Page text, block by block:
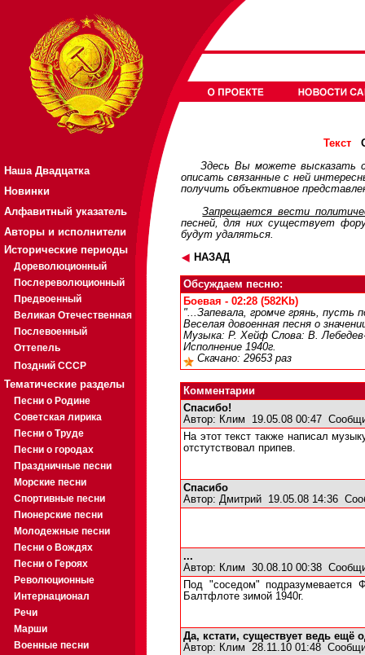
Наша Двадцатка
Новинки
Алфавитный указатель
Авторы и исполнители
Исторические периоды
Дореволюционный
Послереволюционный
Предвоенный
Великая Отечественная
Послевоенный
Оттепель
Поздний СССР
Тематические разделы
Песни о Родине
Советская лирика
Песни о Труде
Песни о городах
Праздничные песни
Морские песни
Спортивные песни
Пионерские песни
Молодежные песни
Песни о Вождях
Песни о Героях
Революционные
Интернационал
Речи
Марши
Военные песни
Текст
Здесь Вы можете высказать
описать связанные с ней
получить объективное
Запрещается вести
песней, для них существует
будут удаляться.
НАЗАД
Обсуждаем песню:
Боевая - 02:28 (582Kb)
"...Запевала, громче грянь, пусть
Веселая довоенная песня о
Музыка: Р. Хейф Слова: В.
Исполнение 1940г.
Скачано: 29653 раз
Комментарии
Спасибо!
Автор: Клим 19.05.08 00:47
На этот текст также написал
отстутствовал припев.
Спасибо
Автор: Дмитрий 19.05.08 14:36
...
Автор: Клим 30.08.10 00:38
Под "соседом" подразумевается
Балтфлоте зимой 1940г.
Да, кстати, существует ведь ещё
Автор: Клим 28.11.10 01:48